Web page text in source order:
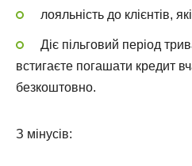
лояльність до клієнтів,
Діє пільговий період
встигаєте погашати кредит
безкоштовно.
З мінусів: